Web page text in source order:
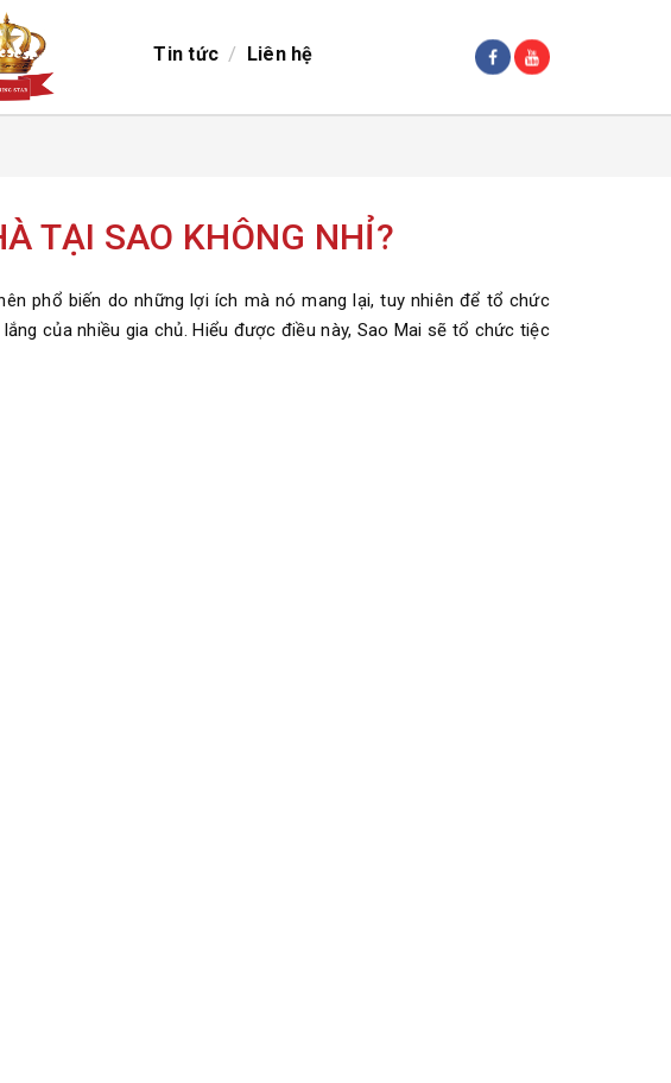
Tin tức / Liên hệ
TẠI SAO KHÔNG NHỈ?
phổ biến do những lợi ích mà nó mang lại, tuy nhiên để tổ chức
của nhiều gia chủ. Hiểu được điều này, Sao Mai sẽ tổ chức tiệc